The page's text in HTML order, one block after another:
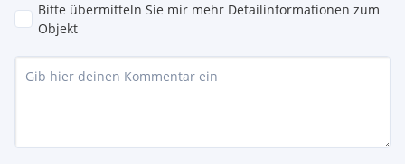
Bitte übermitteln Sie mir mehr Detailinformationen zum
Objekt